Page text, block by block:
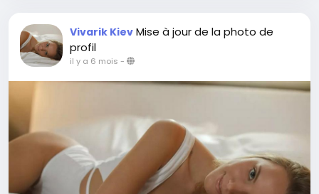
Vivarik Kiev Mise à jour de la photo de
profil
il y a 6 mois -